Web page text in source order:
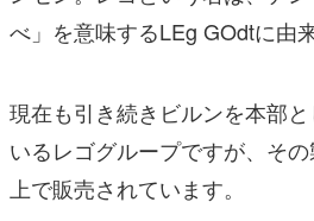
べ」を意味するLEg GOdtに由
現在も引き続きビルンを本部
いるレゴグループですが、そ
上で販売されています。